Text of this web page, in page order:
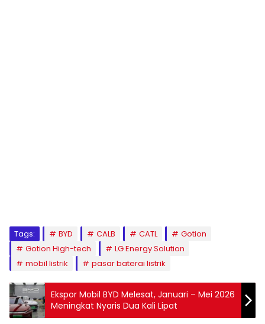
Tags: BYD CALB CATL
Gotion
Gotion High-tech
LG Energy Solution
mobil listrik
pasar baterai listrik
Ekspor Mobil BYD Melesat, Januari – Mei 2026
Meningkat Nyaris Dua Kali Lipat